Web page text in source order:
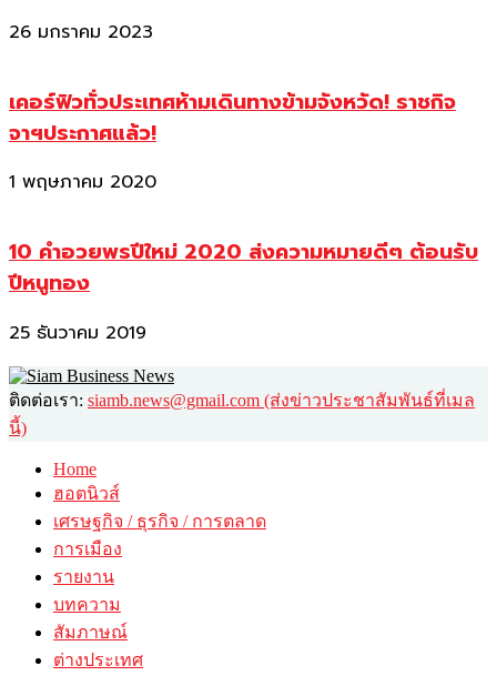
26 มกราคม 2023
เคอร์ฟิวทั่วประเทศห้ามเดินทางข้ามจังหวัด! ราชกิจ
จาฯประกาศแล้ว!
1 พฤษภาคม 2020
10 คำอวยพรปีใหม่ 2020 ส่งความหมายดีๆ ต้อนรับ
ปีหนูทอง
25 ธันวาคม 2019
ติดต่อเรา: siamb.news@gmail.com (ส่งข่าวประชาสัมพันธ์ที่เมล
นี้)
Home
ฮอตนิวส์
เศรษฐกิจ / ธุรกิจ / การตลาด
การเมือง
รายงาน
บทความ
สัมภาษณ์
ต่างประเทศ